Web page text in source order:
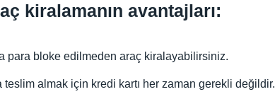
kiralamanın avantajları:
para bloke edilmeden araç kiralayabilirsiniz.
teslim almak için kredi kartı her zaman gerekli değildir.